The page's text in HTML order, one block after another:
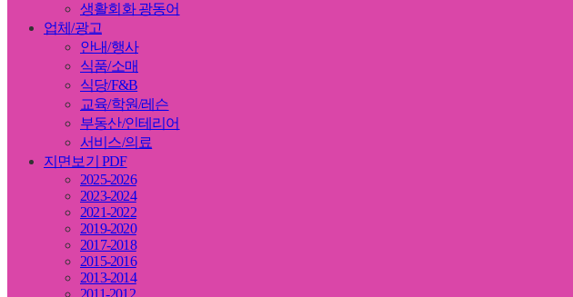
생활회화 광동어
업체/광고
안내/행사
식품/소매
식당/F&B
교육/학원/레슨
부동산/인테리어
서비스/의료
지면보기 PDF
2025-2026
2023-2024
2021-2022
2019-2020
2017-2018
2015-2016
2013-2014
2011-2012